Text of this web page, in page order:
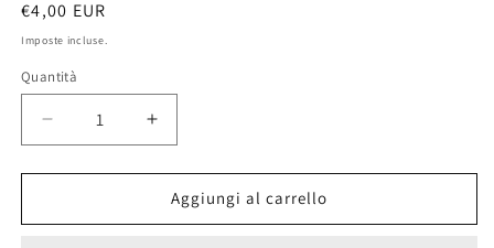
Prezzo
di
€4,00 EUR
Imposte incluse.
Quantità
Diminuisci
quantità
per
Basic
Aumenta
quantità
per
AKAD013
Basic
Aggiungi al carrello